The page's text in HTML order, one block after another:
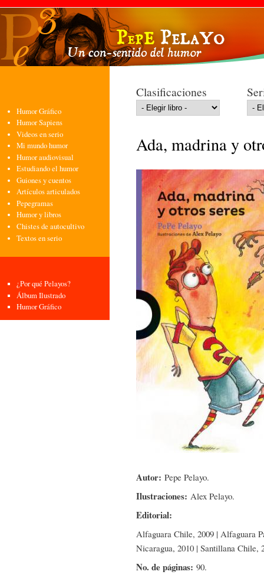
Humor Gráfico
Humor Sapiens
Videos en serio
Mi mundo humor
Humor audiovisual
Estudiando el humor
Guiones y cuentos
Artículos articulados
Pepegramas
Humor y libros
Chistes de autocultivo
Textos en serio
¿Por qué Pelayos?
Álbum Ilustrado
Humor Gráfico
Clasificaciones
Ada, madrina y
Autor: Pepe Pelayo.
Ilustraciones: Alex Pelayo.
Editorial:
Alfaguara Chile, 2009 | Alfaguara
Nicaragua, 2010 | Santillana Chile,
No. de páginas: 90.